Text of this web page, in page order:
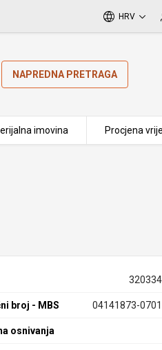
HRV
NAPREDNA PRETRAGA
imovina Procjena
broj - MBS 04141873-
osnivanja